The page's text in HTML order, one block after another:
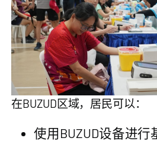
在BUZUD区域，居民可以：
使用BUZUD设备进